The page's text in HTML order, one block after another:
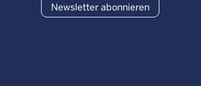
Newsletter abonnieren